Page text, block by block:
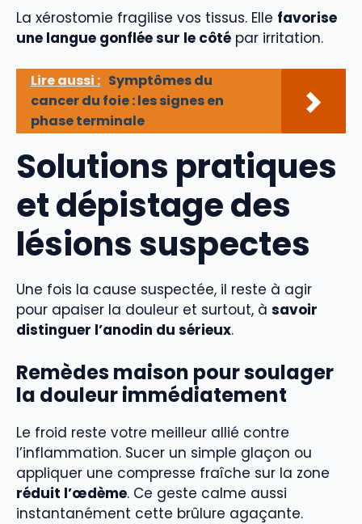
La xérostomie fragilise vos tissus. Elle favorise
une langue gonflée sur le côté par irritation.
Lire aussi : Symptômes du
cancer du foie : les signes en
phase terminale
Solutions pratiques
et dépistage des
lésions suspectes
Une fois la cause suspectée, il reste à agir
pour apaiser la douleur et surtout, à savoir
distinguer l’anodin du sérieux.
Remèdes maison pour soulager
la douleur immédiatement
Le froid reste votre meilleur allié contre
l’inflammation. Sucer un simple glaçon ou
appliquer une compresse fraîche sur la zone
réduit l’œdème. Ce geste calme aussi
instantanément cette brûlure agaçante.